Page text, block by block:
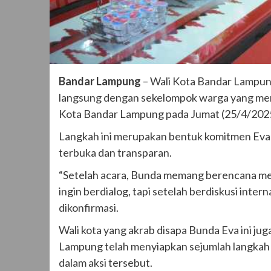
Bandar Lampung – Wali Kota Bandar
langsung dengan sekelompok warga yang
Kota Bandar Lampung pada Jumat (25/4/
Langkah ini merupakan bentuk komitmen
terbuka dan transparan.
“Setelah acara, Bunda memang berencana
ingin berdialog, tapi setelah berdiskusi
dikonfirmasi.
Wali kota yang akrab disapa Bunda Eva ini
Lampung telah menyiapkan sejumlah
dalam aksi tersebut.